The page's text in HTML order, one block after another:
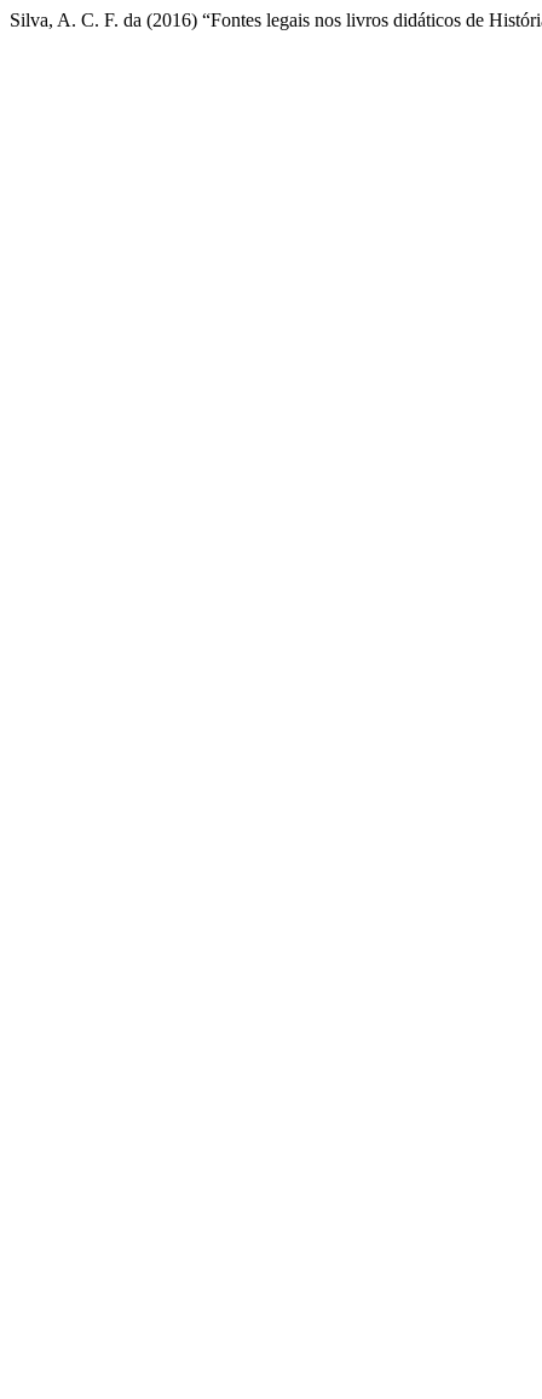
Silva, A. C. F. da (2016) “Fontes legais nos livros didáticos de